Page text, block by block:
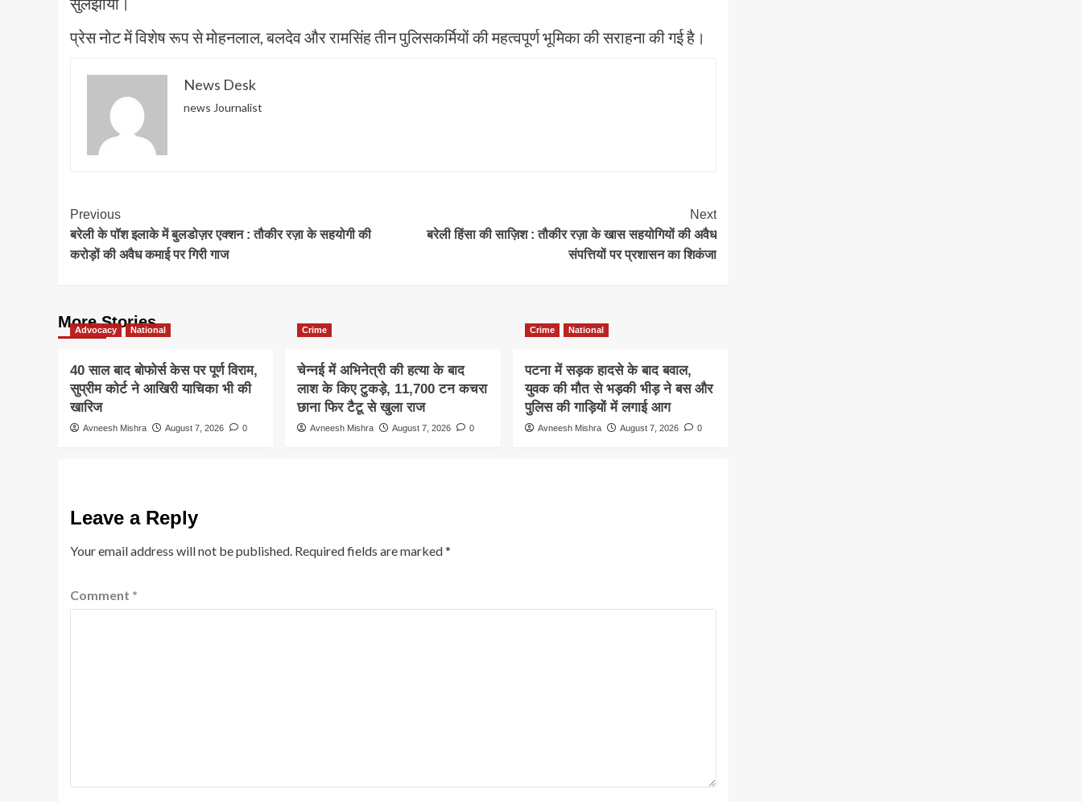
प्रेस नोट में विशेष रूप से मोहनलाल, बलदेव और रामसिंह तीन पुलिसकर्मियों की महत्वपूर्ण भूमिका की सराहना की गई है।
News Desk
news Journalist
Post
Navigation
Previous
बरेली के पॉश इलाके में बुलडोज़र एक्शन : तौकीर रज़ा के सहयोगी की
करोड़ों की अवैध कमाई पर गिरी गाज
Next
बरेली हिंसा की साज़िश : तौकीर रज़ा के खास सहयोगियों की अवैध
संपत्तियों पर प्रशासन का शिकंजा
More Stories
Advocacy National
40 साल बाद बोफोर्स केस पर पूर्ण विराम,
सुप्रीम कोर्ट ने आखिरी याचिका भी की
खारिज
Avneesh Mishra August 7, 2026 0
Crime
चेन्नई में अभिनेत्री की हत्या के बाद
लाश के किए टुकड़े, 11,700 टन कचरा
छाना फिर टैटू से खुला राज
Avneesh Mishra August 7, 2026 0
Crime National
पटना में सड़क हादसे के बाद बवाल,
युवक की मौत से भड़की भीड़ ने बस और
पुलिस की गाड़ियों में लगाई आग
Avneesh Mishra August 7, 2026 0
Leave a Reply
Your email address will not be published. Required fields are marked*
Comment *